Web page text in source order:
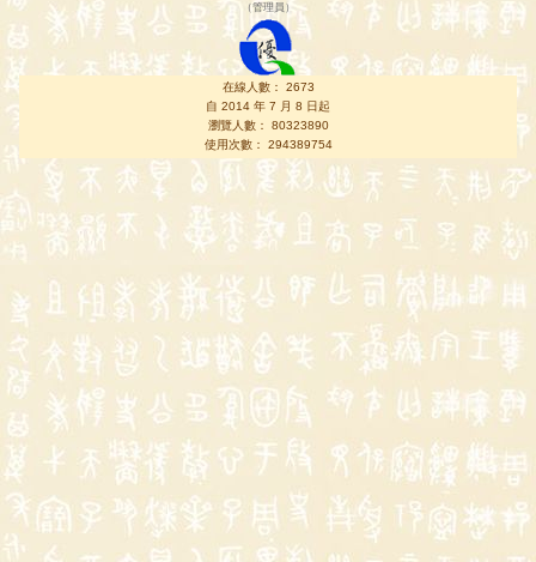
（管理員 ）
在線人數： 2673
自 2014 年 7 月 8 日起
瀏覽人數： 80323890
使用次數： 294389754